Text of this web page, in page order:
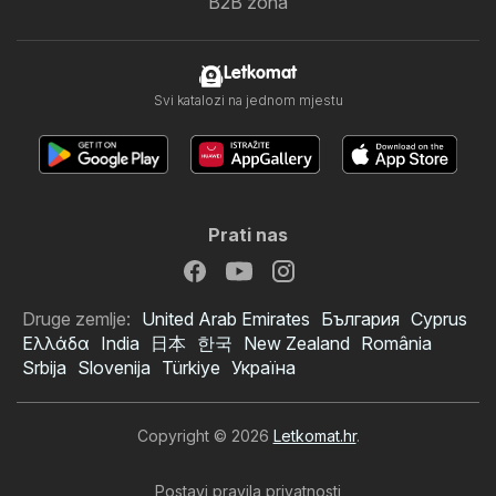
Letkomat
Svi katalozi na jednom mjestu
Prati nas
Druge zemlje: United Arab Emirates България Cyprus
Ελλάδα India 日本 한국 New Zealand România
Srbija Slovenija Türkiye Україна
Copyright © 2026 Letkomat.hr.
Postavi pravila privatnosti